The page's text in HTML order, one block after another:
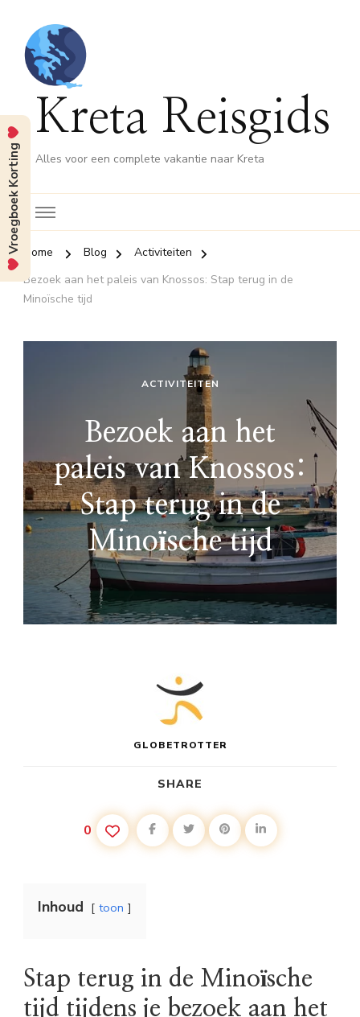
Kreta Reisgids
Alles voor een complete vakantie naar Kreta
Home Blog
Activiteiten
Bezoek aan het paleis van Knossos: Stap terug in de
Minoïsche tijd
ACTIVITEITEN
Bezoek aan het
paleis van Knossos:
Stap terug in de
Minoïsche tijd
GLOBETROTTER
SHARE
0
Inhoud toon
Stap terug in de Minoïsche
tijd tijdens je bezoek aan het
Vroegboek Korting